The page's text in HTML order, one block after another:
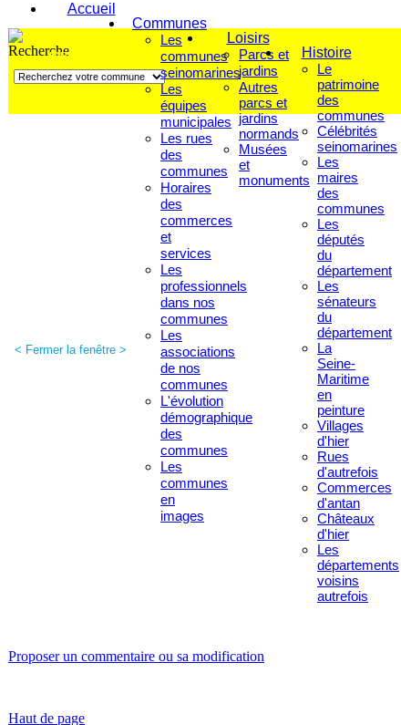
Accueil
Communes
Les
communes
seinomarines
Les
équipes
municipales
Les rues
des
communes
Horaires
des
commerces
et
services
Les
professionnels
dans nos
communes
Les
associations
de nos
communes
L'évolution
démographique
des
communes
Les
communes
en
images
Loisirs
Parcs et
jardins
Autres
parcs et
jardins
normands
Musées
et
monuments
Histoire
Le
patrimoine
des
communes
Célébrités
seinomarines
Les
maires
des
communes
Les
députés
du
département
Les
sénateurs
du
département
La
Seine-
Maritime
en
peinture
Villages
d'hier
Rues
d'autrefois
Commerces
d'antan
Châteaux
d'hier
Les
départements
voisins
autrefois
FAITES VOTRE RECHERCHE
< Fermer la fenêtre >
Proposer un commentaire ou sa modification
Haut de page